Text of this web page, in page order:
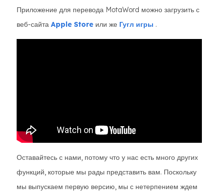
Приложение для перевода MotaWord можно загрузить с
веб-сайта Apple Store или же Гугл игры .
Оставайтесь с нами, потому что у нас есть много других
функций, которые мы рады представить вам. Поскольку
мы выпускаем первую версию, мы с нетерпением ждем